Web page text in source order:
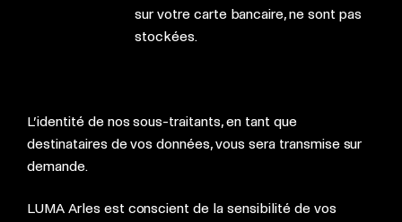
sur votre carte bancaire, ne sont pas
stockées.
L’identité de nos sous-traitants, en tant que
destinataires de vos données, vous sera transmise sur
demande.
LUMA Arles est conscient de la sensibilité de vos